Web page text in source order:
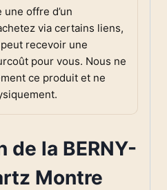
offre d’un
via certains liens,
recevoir une
pour vous. Nous ne
ce produit et ne
de la BERNY-
Montre